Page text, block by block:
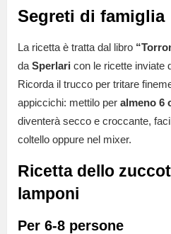
Segreti di famiglia
La ricetta è tratta dal libro
da Sperlari con le ricette inviate
Ricorda il trucco per tritare
appiccichi: mettilo per almeno 6
diventerà secco e croccante,
coltello oppure nel mixer.
Ricetta dello
lamponi
Per 6-8 persone